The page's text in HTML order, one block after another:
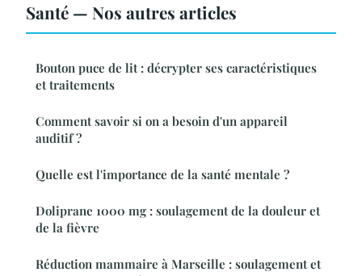
Santé — Nos autres articles
Bouton puce de lit : décrypter ses caractéristiques
et traitements
Comment savoir si on a besoin d'un appareil
auditif ?
Quelle est l'importance de la santé mentale ?
Doliprane 1000 mg : soulagement de la douleur et
de la fièvre
Réduction mammaire à Marseille : soulagement et